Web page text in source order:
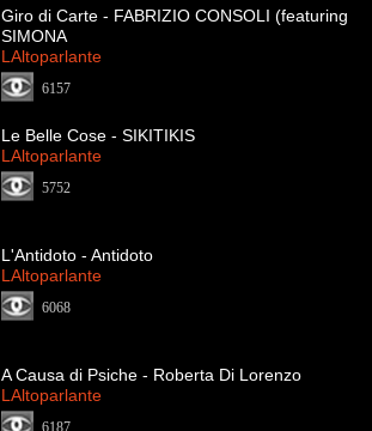
Giro di Carte - FABRIZIO CONSOLI (featuring
SIMONA
LAltoparlante
6157
Le Belle Cose - SIKITIKIS
LAltoparlante
5752
L'Antidoto - Antidoto
LAltoparlante
6068
A Causa di Psiche - Roberta Di Lorenzo
LAltoparlante
6187